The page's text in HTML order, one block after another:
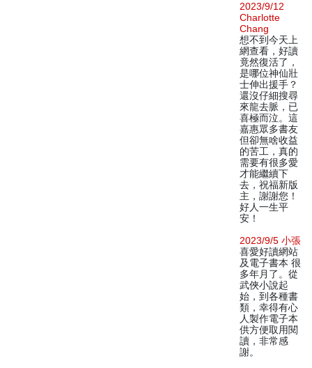
2023/9/12
Charlotte
Chang
想不到今天上
網查看，好讀
竟然復活了，
是哪位神仙壯
士伸出援手？
還沒仔細搜尋
來龍去脈，已
喜極而泣。這
嘉惠眾多書友
但卻無啥收益
的苦工，真的
需要有很多愛
才能繼續下
去，祝福新版
主，謝謝您！
好人一生平
安！
2023/9/5 小張
喜愛好讀網站
及電子書本 很
多年月了。從
武俠小說起
始，到各種書
類，幸得有心
人製作電子本
供方便取用閱
讀，非常感
謝。